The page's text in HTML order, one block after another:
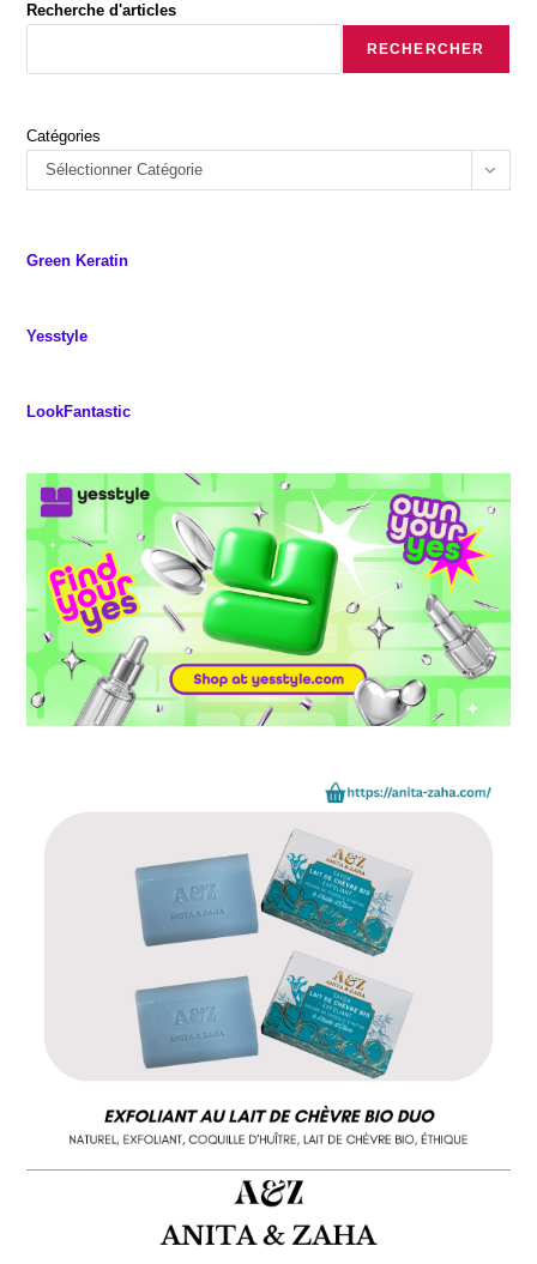
Recherche d'articles
RECHERCHER
Catégories
Sélectionner Catégorie
Green Keratin
Yesstyle
LookFantastic